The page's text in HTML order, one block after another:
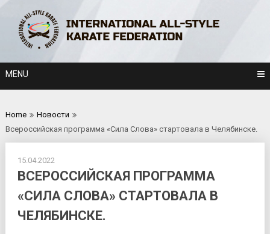
content
MENU
Home
Новости
Всероссийская программа «Сила Слова» стартовала в Челябинске.
15.04.2022
ВСЕРОССИЙСКАЯ ПРОГРАММА
«СИЛА СЛОВА» СТАРТОВАЛА В
ЧЕЛЯБИНСКЕ.